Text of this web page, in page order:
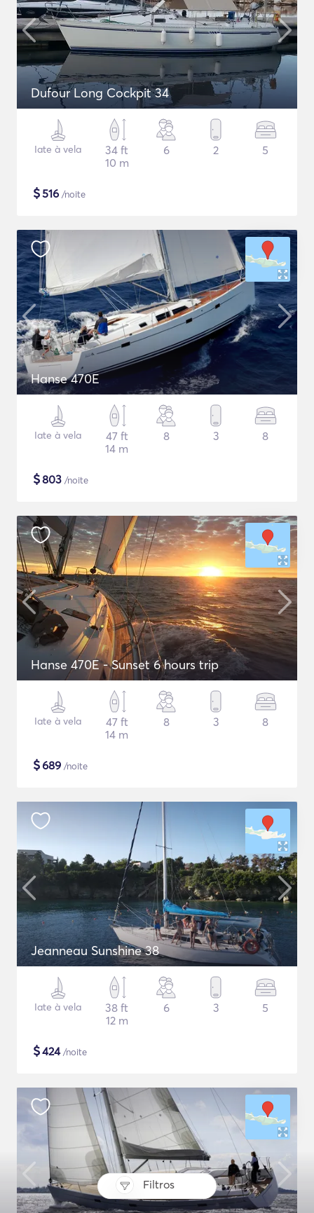
Filtros
Dufour Long Cockpit 34
Iate à vela
34 ft
10 m
6 2 5
$516 /noite
Hanse 470E
Iate à vela
47 ft
14 m
8 3 8
$803 /noite
Hanse 470E - Sunset 6 hours trip
Iate à vela
47 ft
14 m
8 3 8
$689 /noite
Jeanneau Sunshine 38
Iate à vela
38 ft
12 m
6 3 5
$424/noite